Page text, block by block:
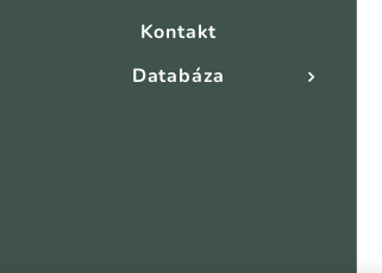
Kontakt
Databáza